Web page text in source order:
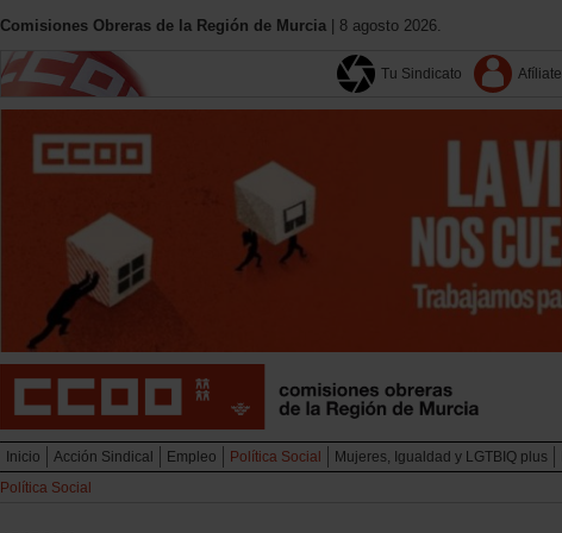
Comisiones Obreras de la Región de Murcia | 8 agosto 2026.
Tu Sindicato Afíliate
Inicio Acción Sindical Empleo Política Social Mujeres, Igualdad y LGTBIQ plus
Política Social